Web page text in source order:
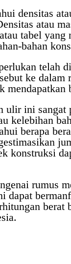
densitas
atau
tabel yang
bahan
telah
ke dalam
mendapatkan
ulir ini sangat
kelebihan
berapa
konstruksi
rumus
dapat
berat